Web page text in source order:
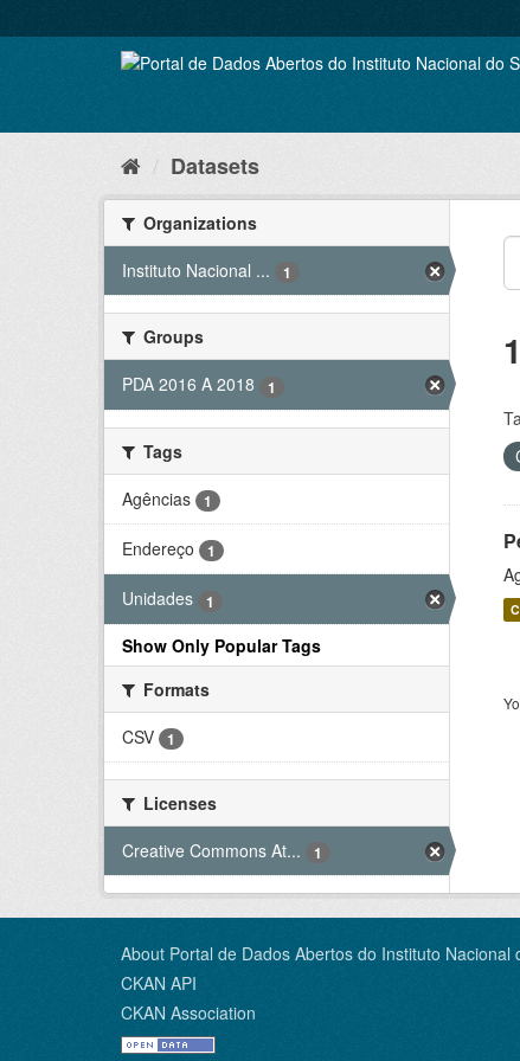
to
Datasets
Organizations
Instituto Nacional ...
1
Groups
PDA 2016 A 2018
1
Tags
Agências
1
Endereço 1
Unidades 1
Show Only Popular Tags
Formats
CSV
1
Licenses
Creative Commons At...
1
About Portal de Dados Abertos do Instituto Nacional
CKAN API
CKAN Association